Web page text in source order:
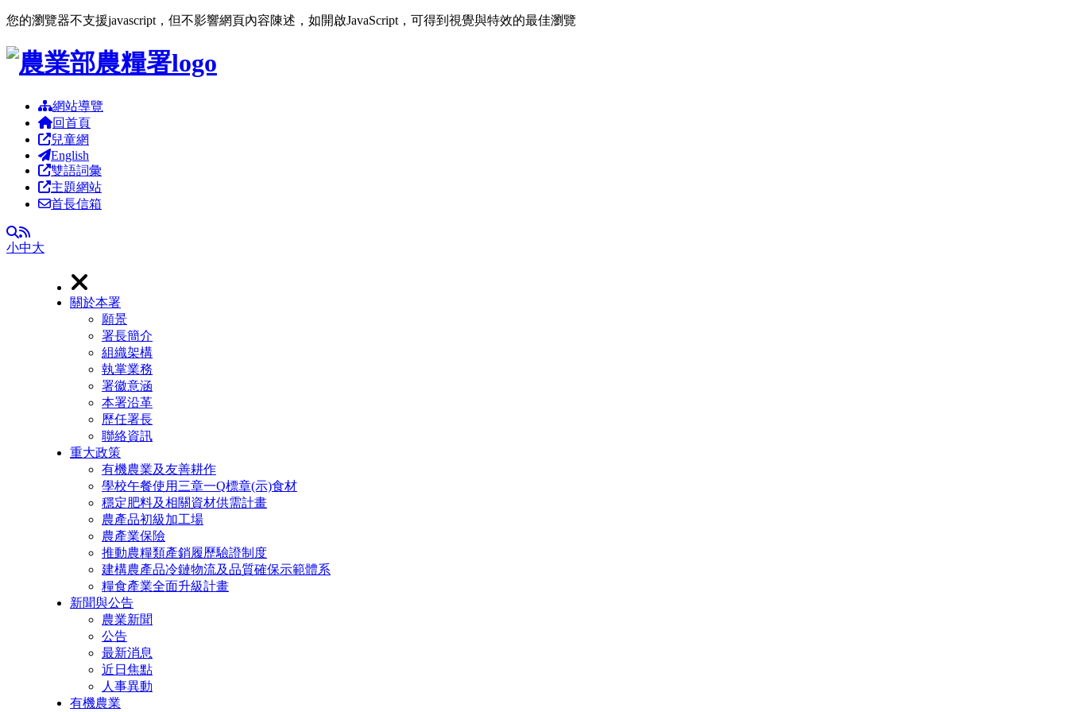
您的瀏覽器不支援javascript，但不影響網頁內容陳述，如開啟JavaScript，可得到視覺與特效的最佳瀏覽
跳到主要內容區塊
網站導覽
回首頁
兒童網
English
雙語詞彙
主題網站
首長信箱
全文檢索
RSS
小中大
關於本署
願景
署長簡介
組織架構
執掌業務
署徽意涵
本署沿革
歷任署長
聯絡資訊
重大政策
有機農業及友善耕作
學校午餐使用三章一Q標章(示)食材
穩定肥料及相關資材供需計畫
農產品初級加工場
農產業保險
推動農糧類產銷履歷驗證制度
建構農產品冷鏈物流及品質確保示範體系
糧食產業全面升級計畫
新聞與公告
農業新聞
公告
最新消息
近日焦點
人事異動
有機農業